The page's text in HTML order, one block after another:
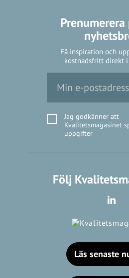
Få inspiration och
kostnadsfritt direkt
Jag godkänner att
Kvalitetsmagasinet
uppgifter
Följ
Läs senaste